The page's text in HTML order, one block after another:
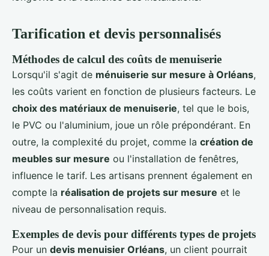
Tarification et devis personnalisés
Méthodes de calcul des coûts de menuiserie
Lorsqu'il s'agit de ménuiserie sur mesure à Orléans,
les coûts varient en fonction de plusieurs facteurs. Le
choix des matériaux de menuiserie, tel que le bois,
le PVC ou l'aluminium, joue un rôle prépondérant. En
outre, la complexité du projet, comme la création de
meubles sur mesure ou l'installation de fenêtres,
influence le tarif. Les artisans prennent également en
compte la réalisation de projets sur mesure et le
niveau de personnalisation requis.
Exemples de devis pour différents types de projets
Pour un devis menuisier Orléans, un client pourrait